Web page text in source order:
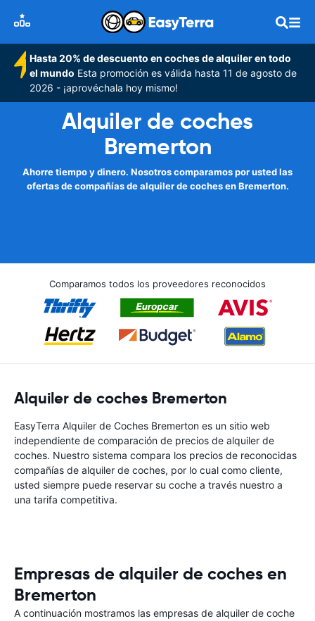
Hasta 20% de descuento en coches de alquiler en todo
el mundo Esta promoción es válida hasta 11 de agosto de
2026 - ¡aprovéchala hoy mismo!
Alquiler de coches
Bremerton
Ahorre tiempo y dinero. Nosotros comparamos por usted las
ofertas de compañías de alquiler de coches en Bremerton.
Comparamos todos los proveedores reconocidos
Alquiler de coches Bremerton
EasyTerra Alquiler de Coches Bremerton es un sitio web
independiente de comparación de precios de alquiler de
coches. Nuestro sistema compara los precios de reconocidas
compañías de alquiler de coches, por lo cual como cliente,
usted siempre puede reservar su coche a través nuestro a
una tarifa competitiva.
Empresas de alquiler de coches en
Bremerton
A continuación mostramos las empresas de alquiler de coche